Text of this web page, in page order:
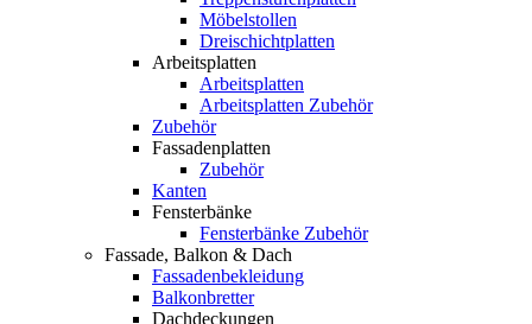
Möbelstollen
Dreischichtplatten
Arbeitsplatten
Arbeitsplatten
Arbeitsplatten Zubehör
Zubehör
Fassadenplatten
Zubehör
Kanten
Fensterbänke
Fensterbänke Zubehör
Fassade, Balkon & Dach
Fassadenbekleidung
Balkonbretter
Dachdeckungen